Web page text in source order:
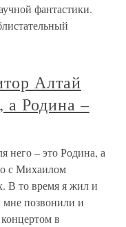
фантастики.
Алтай
а Родина –
него – это Родина, а
с Михаилом
В то время я жил и
позвонили и
в